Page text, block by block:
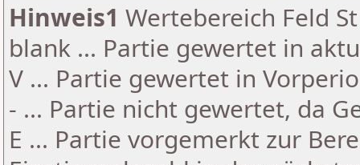
Hinweis1 Wertebereich Feld
blank ... Partie gewertet in
V ... Partie gewertet in
- ... Partie nicht gewertet, da
E ... Partie vorgemerkt zur